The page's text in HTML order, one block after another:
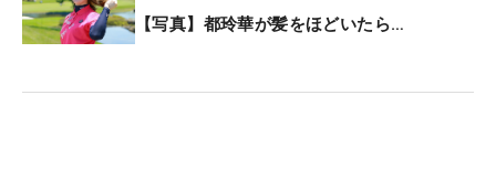
【写真】都玲華が髪をほどいたら…